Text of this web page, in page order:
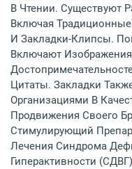
В Чтении. Существуют
Включая
И Закладки-Клипсы.
Включают
Цитаты. Закладки
Организациями В
Продвижения Своего
Стимулирующий
Лечения Синдрома
Гиперактивности